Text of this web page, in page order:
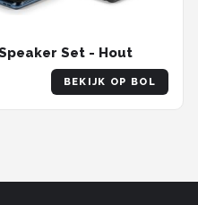
Set - Hout
BEKIJK OP BOL